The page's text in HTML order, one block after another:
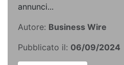
annunci...
Autore: Business Wire
Pubblicato il: 06/09/2024